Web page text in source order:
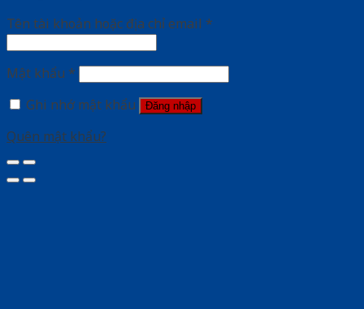
Tên tài khoản hoặc địa chỉ email *
Mật khẩu *
Ghi nhớ mật khẩu
Đăng nhập
Quên mật khẩu?